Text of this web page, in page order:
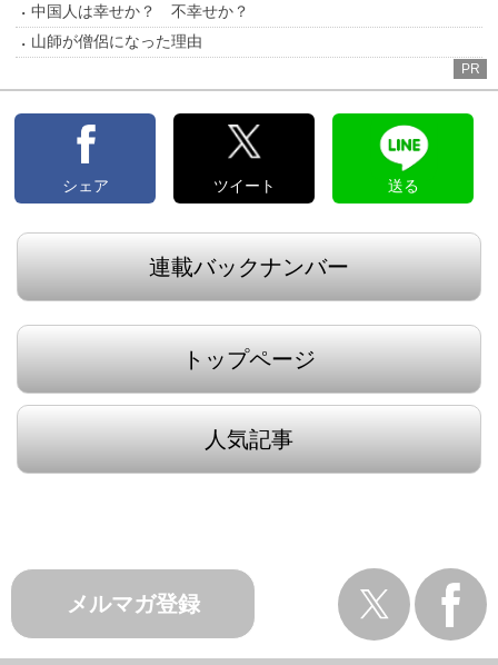
中国人は幸せか？ 不幸せか？
山師が僧侶になった理由
PR
シェア ツイート 送る
連載バックナンバー
トップページ
人気記事
メルマガ登録